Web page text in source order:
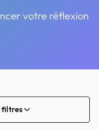
votre réflexion
filtres